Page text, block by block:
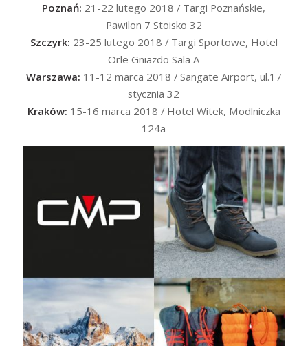
Poznań: 21-22 lutego 2018 / Targi Poznańskie,
Pawilon 7 Stoisko 32
Szczyrk: 23-25 lutego 2018 / Targi Sportowe, Hotel
Orle Gniazdo Sala A
Warszawa: 11-12 marca 2018 / Sangate Airport, ul.17
stycznia 32
Kraków: 15-16 marca 2018 / Hotel Witek, Modlniczka
124a